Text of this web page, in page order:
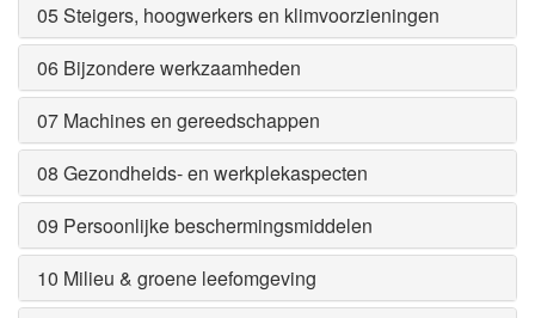
05 Steigers, hoogwerkers en klimvoorzieningen
06 Bijzondere werkzaamheden
07 Machines en gereedschappen
08 Gezondheids- en werkplekaspecten
09 Persoonlijke beschermingsmiddelen
10 Milieu & groene leefomgeving